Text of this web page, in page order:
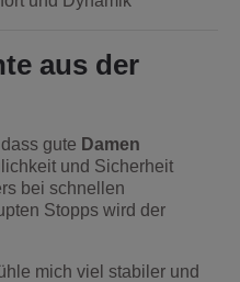
aus der
gute Damen
und Sicherheit
bei schnellen
Stopps wird der
mich viel stabiler und